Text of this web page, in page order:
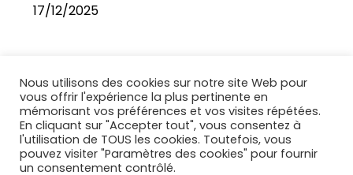
17/12/2025
Nous utilisons des cookies sur notre site Web pour
vous offrir l'expérience la plus pertinente en
mémorisant vos préférences et vos visites répétées.
En cliquant sur "Accepter tout", vous consentez à
l'utilisation de TOUS les cookies. Toutefois, vous
pouvez visiter "Paramètres des cookies" pour fournir
un consentement contrôlé.